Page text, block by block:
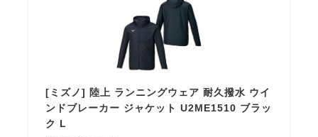
[ミズノ] 陸上 ランニングウェア 耐久撥水 ウイ
ンドブレーカー ジャケット U2ME1510 ブラッ
ク L